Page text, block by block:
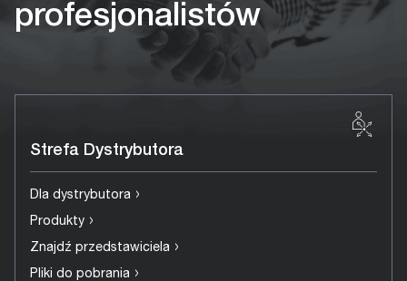
profesjonalistów
Strefa Dystrybutora
Dla dystrybutora ›
Produkty ›
Znajdź przedstawiciela ›
Pliki do pobrania ›